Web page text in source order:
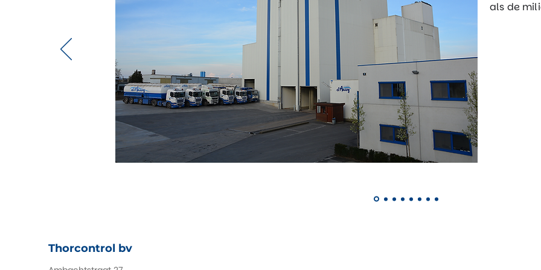
als de
Thorcontrol bv